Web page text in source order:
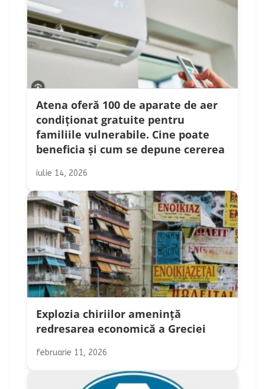
Atena oferă 100 de aparate de aer
condiționat gratuite pentru
familiile vulnerabile. Cine poate
beneficia și cum se depune cererea
iulie 14, 2026
Explozia chiriilor amenință
redresarea economică a Greciei
februarie 11, 2026